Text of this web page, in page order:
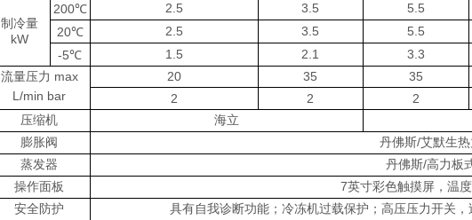
制冷量
kW
200℃ 2.5 3.5
5.5
20℃
2.5 3.5
5.5
-5℃
1.5 2.1
3.3
流量压力 max
L/min bar
20 35
35
2
2
2
压缩机
海立
膨胀阀
丹佛斯/艾默生
蒸发器
丹佛斯/高力板
操作面板
7英寸彩色触摸屏，温
安全防护
具有自我诊断功能；冷冻机过载保护；高压压力开关